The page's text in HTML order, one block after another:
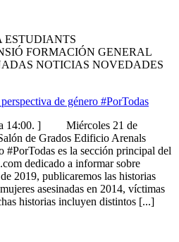
ESTUDIANTS
FORMACIÓN GENERAL
NOTICIAS NOVEDADES
de género #PorTodas
a 14:00. ] Miércoles 21 de
de Grados Edificio Arenals
es la sección principal del
dedicado a informar sobre
2019, publicaremos las historias
asesinadas en 2014, víctimas
historias incluyen distintos [...]